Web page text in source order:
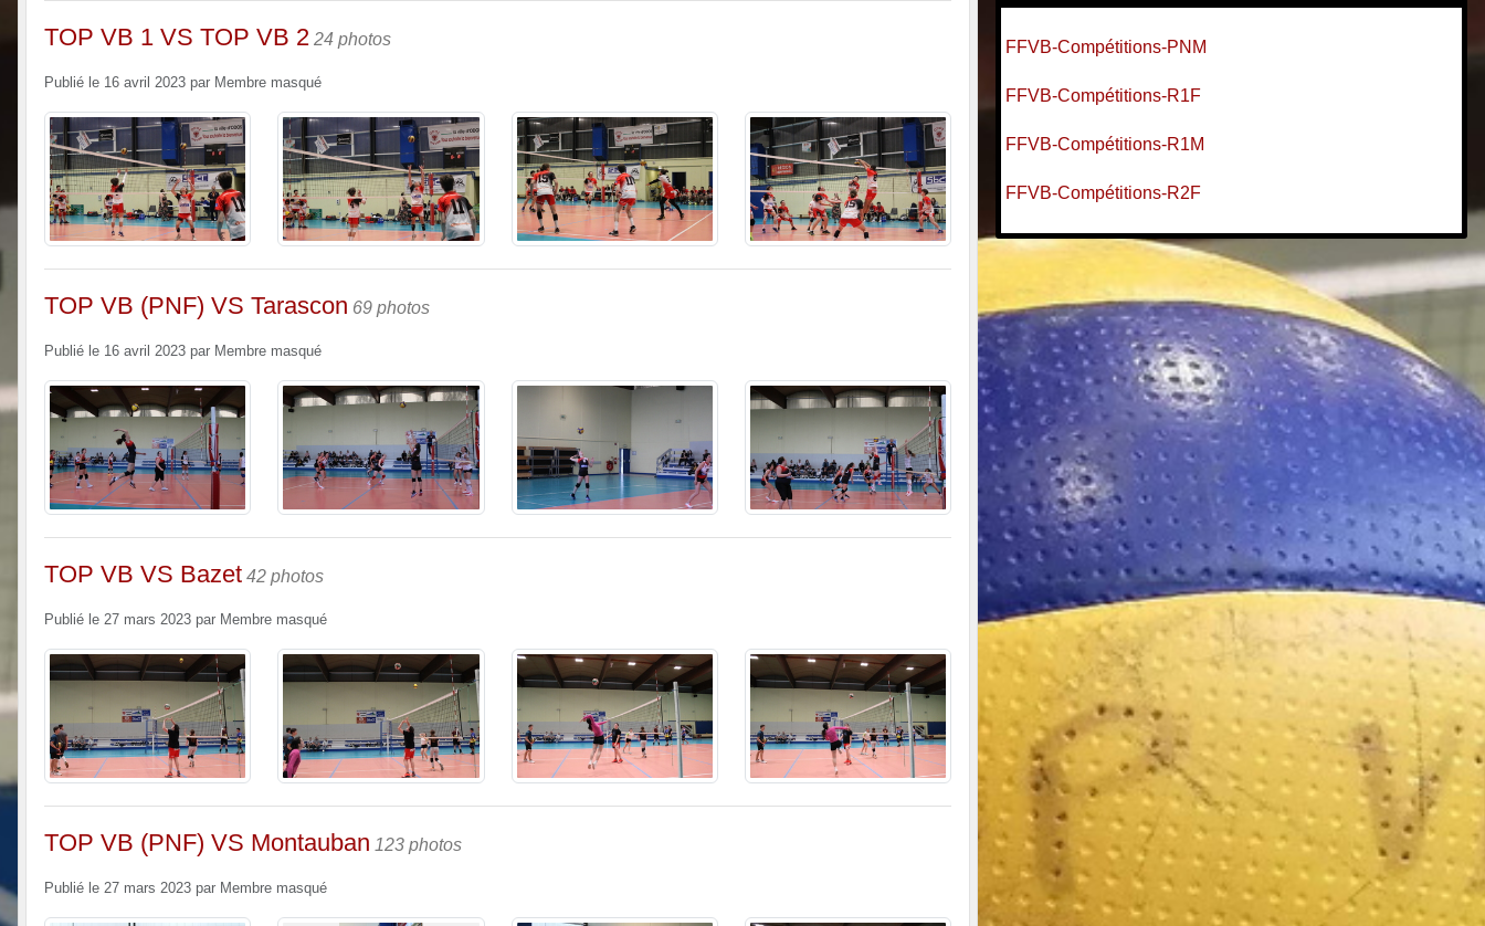
TOP VB 1 VS TOP VB 2 24 photos
Publié le 16 avril 2023 par Membre masqué
TOP VB (PNF) VS Tarascon 69 photos
Publié le 16 avril 2023 par Membre masqué
TOP VB VS Bazet 42 photos
Publié le 27 mars 2023 par Membre masqué
TOP VB (PNF) VS Montauban 123 photos
Publié le 27 mars 2023 par Membre masqué